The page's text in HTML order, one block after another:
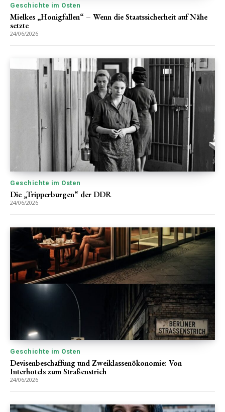
Geschichte im Osten
Mielkes „Honigfallen“ – Wenn die Staatssicherheit auf Nähe
setzte
24/06/2026
Geschichte im Osten
Die „Tripperburgen“ der DDR
24/06/2026
Geschichte im Osten
Devisenbeschaffung und Zweiklassenökonomie: Von
Interhotels zum Straßenstrich
24/06/2026